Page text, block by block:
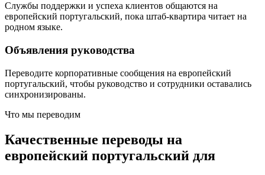
Службы поддержки и успеха клиентов общаются на
европейский португальский, пока штаб-квартира читает на
родном языке.
Объявления руководства
Переводите корпоративные сообщения на европейский
португальский, чтобы руководство и сотрудники оставались
синхронизированы.
Что мы переводим
Качественные переводы на
европейский португальский для